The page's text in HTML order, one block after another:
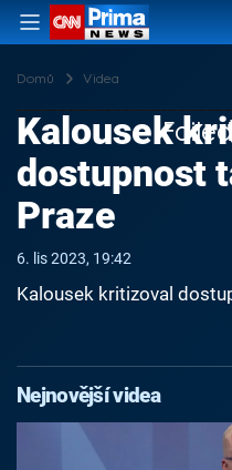
Domů Videa
Kalousek
dostupnost
Praze
6. lis 2023, 19:42
Kalousek kritizoval
Nejnovější videa